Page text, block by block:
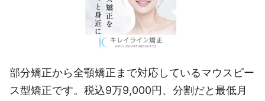
部分矯正から全顎矯正まで対応しているマウスピー
ス型矯正です。税込9万9,000円、分割だと最低月